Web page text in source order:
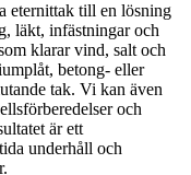
eternittak till en lösning
läkt, infästningar och
klarar vind, salt och
betong- eller
tak. Vi kan även
och
är ett
underhåll och